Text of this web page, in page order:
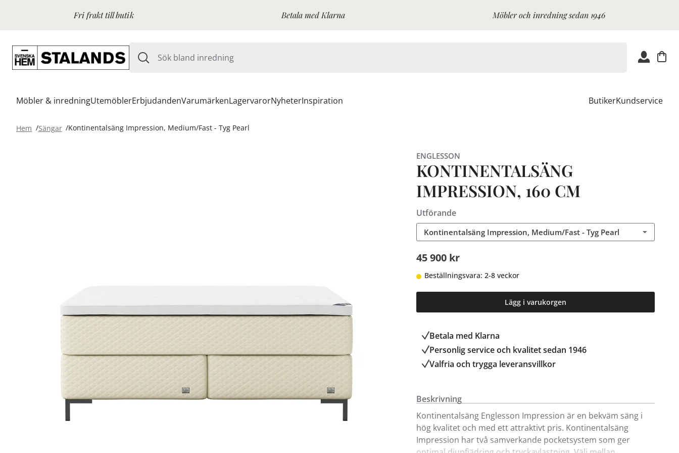
Fri frakt till butik Betala med Klarna Möbler och inredning sedan 1946
Möbler & inredningUtemöblerErbjudandenVarumärkenLagervarorNyheterInspiration ButikerKundservice
Hem Sängar Kontinentalsäng Impression, Medium/Fast - Tyg Pearl
ENGLESSON
KONTINENTALSÄNG
IMPRESSION, 160 CM
Utförande
Kontinentalsäng Impression, Medium/Fast - Tyg Pearl
45 900 kr
Beställningsvara: 2-8 veckor
Lägg i varukorgen
Betala med Klarna
Personlig service och kvalitet sedan 1946
Valfria och trygga leveransvillkor
Beskrivning
Kontinentalsäng Englesson Impression är en bekväm säng i
hög kvalitet och med ett attraktivt pris. Kontinentalsäng
Impression har två samverkande pocketsystem som ger